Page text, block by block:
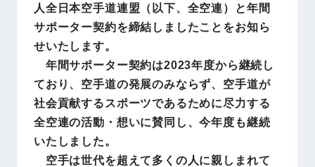
人全日本空手道連盟（以下、全空連）と年間
サポーター契約を締結しましたことをお知ら
せいたします。
年間サポーター契約は2023年度から継続し
ており、空手道の発展のみならず、空手道が
社会貢献するスポーツであるために尽力する
全空連の活動・想いに賛同し、今年度も継続
いたしました。
空手は世代を超えて多くの人に親しまれて